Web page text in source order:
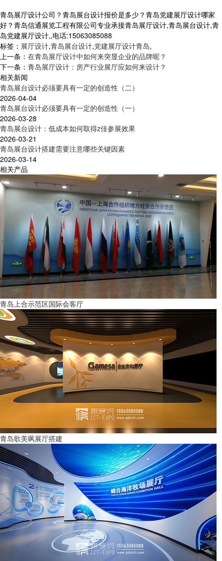
青岛展厅设计公司？青岛展台设计报价是多少？青岛党建展厅设计哪家
好？青岛信通展览工程有限公司专业承接青岛展厅设计,青岛展台设计,青
岛党建展厅设计,,电话:15063085088
标签： 展厅设计,青岛展台设计,党建展厅设计青岛,
上一条： 在青岛展厅设计中如何来突显企业的品牌呢？
下一条： 青岛展厅设计：房产行业展厅应如何来设计？
相关新闻
青岛展台设计必须要具有一定的创造性（二）
2026-04-04
青岛展台设计必须要具有一定的创造性（一）
2026-03-28
青岛展台设计：低成本如何取得z佳参展效果
2026-03-21
青岛展台设计搭建需要注意哪些关键因素
2026-03-14
相关产品
青岛上合示范区国际会客厅
青岛歌美飒展厅搭建